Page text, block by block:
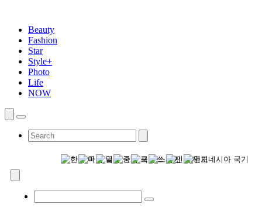
Beauty
Fashion
Star
Style+
Photo
Life
NOW